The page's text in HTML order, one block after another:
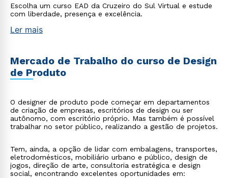
Escolha um curso EAD da Cruzeiro do Sul Virtual e estude
com liberdade, presença e excelência.
Ler mais
Mercado de Trabalho do curso de Design
de Produto
O designer de produto pode começar em departamentos
de criação de empresas, escritórios de design ou ser
autônomo, com escritório próprio. Mas também é possível
trabalhar no setor público, realizando a gestão de projetos.
Tem, ainda, a opção de lidar com embalagens, transportes,
eletrodomésticos, mobiliário urbano e público, design de
jogos, direção de arte, consultoria estratégica e design
social, encontrando excelentes oportunidades em: